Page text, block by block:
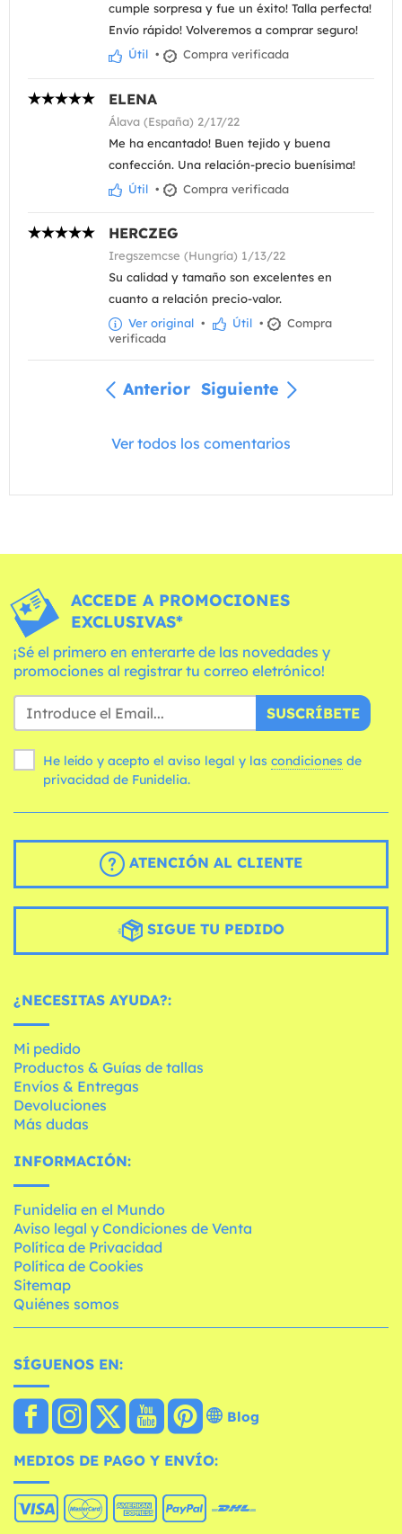
cumple sorpresa y fue un éxito! Talla perfecta!
Envío rápido! Volveremos a comprar seguro!
Útil • Compra verificada
ELENA
Álava (España) 2/17/22
Me ha encantado! Buen tejido y buena
confección. Una relación-precio buenísima!
Útil • Compra verificada
HERCZEG
Iregszemcse (Hungría) 1/13/22
Su calidad y tamaño son excelentes en
cuanto a relación precio-valor.
Ver original • Útil •
Compra
verificada
Anterior Siguiente
Ver todos los comentarios
ACCEDE A PROMOCIONES
EXCLUSIVAS*
¡Sé el primero en enterarte de las novedades y
promociones al registrar tu correo eletrónico!
SUSCRÍBETE
He leído y acepto el aviso legal y las condiciones
privacidad de Funidelia.
ATENCIÓN AL CLIENTE
SIGUE TU PEDIDO
¿NECESITAS AYUDA?:
Mi pedido
Productos & Guías de tallas
Envíos & Entregas
Devoluciones
Más dudas
INFORMACIÓN:
Funidelia en el Mundo
Aviso legal y Condiciones de Venta
Política de Privacidad
Política de Cookies
Sitemap
Quiénes somos
SÍGUENOS EN:
Blog
MEDIOS DE PAGO Y ENVÍO: